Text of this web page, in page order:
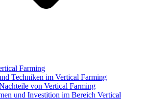
Farming
Techniken im Vertical Farming
von Vertical Farming
und Investition im Bereich Vertical